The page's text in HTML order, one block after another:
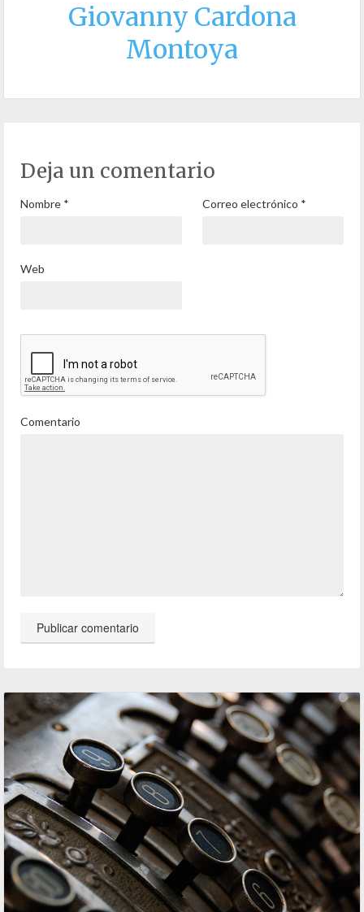
Giovanny Cardona
Montoya
Deja un comentario
Nombre * Correo electrónico *
Web
Comentario